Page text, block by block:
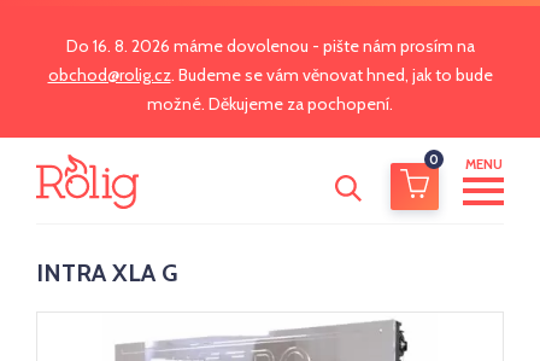
Do 16. 8. 2026 máme dovolenou - pište nám prosím na
obchod@rolig.cz. Budeme se vám věnovat hned, jak to bude
možné. Děkujeme za pochopení.
0 MENU
INTRA XLA G